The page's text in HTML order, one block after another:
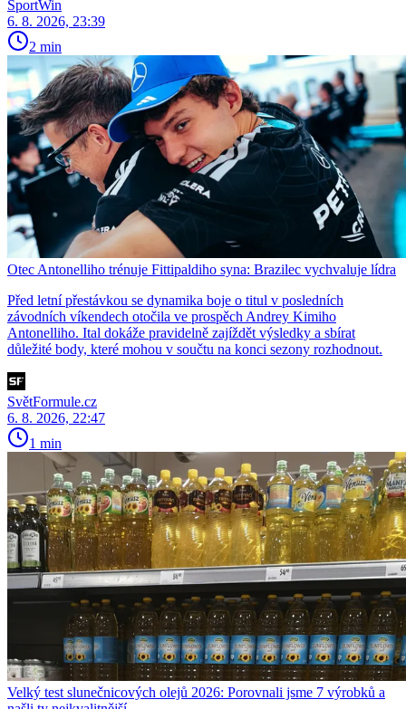
SportWin
6. 8. 2026, 23:39
2 min
Otec Antonelliho trénuje Fittipaldiho syna: Brazilec vychvaluje lídra
Před letní přestávkou se dynamika boje o titul v posledních
závodních víkendech otočila ve prospěch Andrey Kimiho
Antonelliho. Ital dokáže pravidelně zajíždět výsledky a sbírat
důležité body, které mohou v součtu na konci sezony rozhodnout.
SvětFormule.cz
6. 8. 2026, 22:47
1 min
Velký test slunečnicových olejů 2026: Porovnali jsme 7 výrobků a